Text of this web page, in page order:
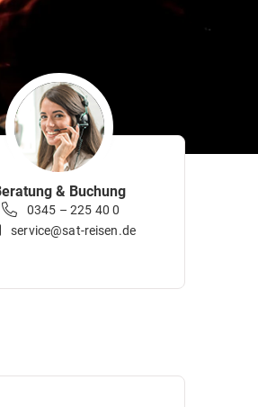
& Buchung
0345 – 225 40 0
service@sat-reisen.de